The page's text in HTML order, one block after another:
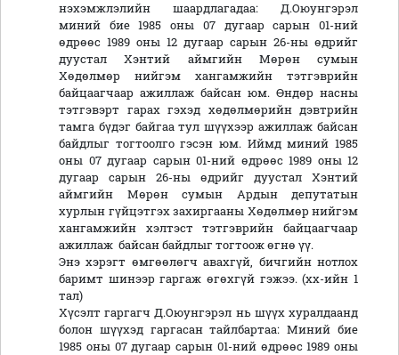
нэхэмжлэлийн шаардлагадаа: Д.Оюунгэрэл
миний бие 1985 оны 07 дугаар сарын 01-ний
өдрөөс 1989 оны 12 дугаар сарын 26-ны өдрийг
дуустал Хэнтий аймгийн Мөрөн сумын
Хөдөлмөр нийгэм хангамжийн тэтгэврийн
байцаагчаар ажиллаж байсан юм. Өндөр насны
тэтгэвэрт гарах гэхэд хөдөлмөрийн дэвтрийн
тамга бүдэг байгаа тул шүүхээр ажиллаж байсан
байдлыг тогтоолго гэсэн юм. Иймд миний 1985
оны 07 дугаар сарын 01-ний өдрөөс 1989 оны 12
дугаар сарын 26-ны өдрийг дуустал Хэнтий
аймгийн Мөрөн сумын Ардын депутатын
хурлын гүйцэтгэх захиргааны Хөдөлмөр нийгэм
хангамжийн хэлтэст тэтгэврийн байцаагчаар
ажиллаж байсан байдлыг тогтоож өгнө үү.
Энэ хэрэгт өмгөөлөгч авахгүй, бичгийн нотлох
баримт шинээр гаргаж өгөхгүй гэжээ. (хх-ийн 1
тал)
Хүсэлт гаргагч Д.Оюунгэрэл нь шүүх хуралдаанд
болон шүүхэд гаргасан тайлбартаа: Миний бие
1985 оны 07 дугаар сарын 01-ний өдрөөс 1989 оны